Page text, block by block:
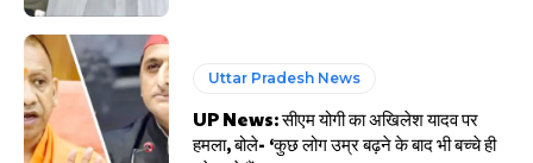
Uttar Pradesh News
UP News: सीएम योगी का अखिलेश यादव पर
हमला, बोले- ‘कुछ लोग उम्र बढ़ने के बाद भी बच्चे ही